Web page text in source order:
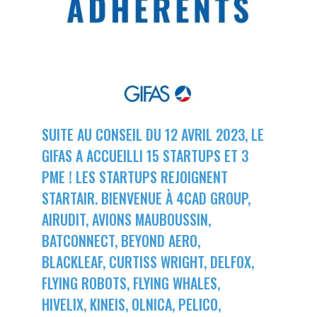
LE GIFAS
NOS MISSIONS
NOTRE HISTOIRE
LE CONSEIL DU GIFAS
L’ÉQUIPE DU GIFAS
NOS RÉSEAUX À L'INTERNATIONAL
FONCTIONNEMENT
GEADS
COMITÉ AERO PME
STARTAIR
ACCOMPAGNEMENT DE NOS ADHÉRENTS
LES PROGRAMMES DU GIFAS
UN ÉCOSYSTÈME INTÉGRÉ ET COHÉRENT
LA MÉDIATION
LA MÉDIATION DANS LA FILIÈRE AÉRONAUTIQUE ET SPATIALE
LE SALON DU BOURGET
SUITE AU CONSEIL DU 12 AVRIL 2023, LE
GIFAS A ACCUEILLI 15 STARTUPS ET 3
PME ! LES STARTUPS REJOIGNENT
STARTAIR. BIENVENUE À 4CAD GROUP,
AIRUDIT, AVIONS MAUBOUSSIN,
BATCONNECT, BEYOND AERO,
BLACKLEAF, CURTISS WRIGHT, DELFOX,
FLYING ROBOTS, FLYING WHALES,
HIVELIX, KINEIS, OLNICA, PELICO,
Rejoignez une filière d’excellence et développez
Découvrez les avantages d'adhérer au GIFAS.
Rencontres, salons, données sectorielles,
OUI NON